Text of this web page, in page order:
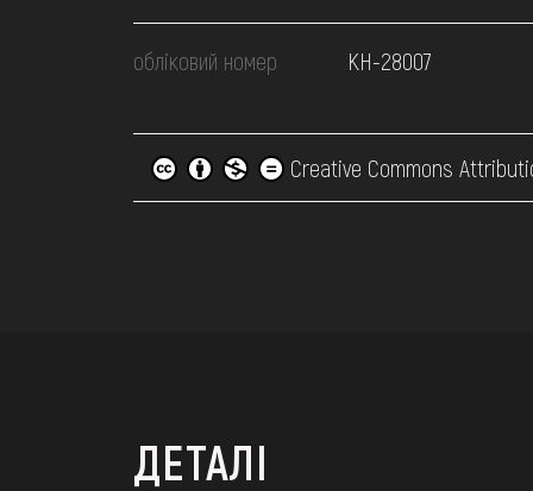
обліковий номер КН-28007
Creative Commons
ДЕТАЛІ